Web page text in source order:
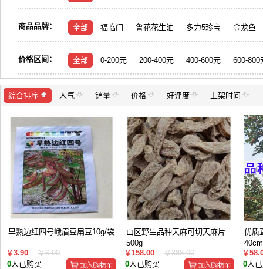
商品品牌： 全部 福临门 鲁花花生油 多力5珍宝 金龙鱼
价格区间： 全部 0-200元 200-400元 400-600元 600-800
综合排序 人气 销量 价格 好评度 上架时间
早熟边红四号峨眉豆扁豆10g/袋
￥3.90
￥6.90
0人已购买
山区野生品种天麻可切天麻片
500g
￥158.00
￥388.00
0人已购买
优质
￥
0人